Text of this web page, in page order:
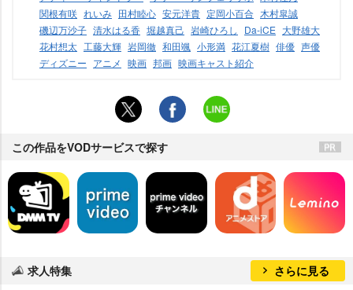
関根有咲 れいみ 田村睦心 安元洋貴 定岡小百合 木村皐誠
磯辺万沙子 清水はる香 堀越真己 崎ひろし Da-iCE 大野雄大
花村想太 工藤大輝 岡徹 和田颯 小形満 花江夏樹 俳優 声優
ディズニー アニメ 映画 邦画 映画キャスト紹介
この作品をVODサービスで探す
求人特集 さらに見る